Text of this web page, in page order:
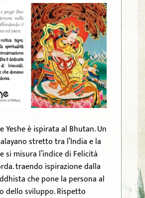
Yeshe è ispirata al Bhutan. Un
stretto tra l’India e la
si misura l’indice di Felicità
traendo ispirazione dalla
che pone la persona al
dello sviluppo. Rispetto